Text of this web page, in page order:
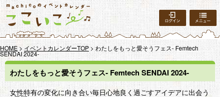
ログイン
HOME> イベントカレンダーTOP> わたしをもっと愛そうフェス- Femtech
SENDAI 2024-
わたしをもっと愛そうフェス- Femtech SENDAI 2024-
女性特有の変化に向き合い毎日心地良く過ごすアイデアに出会う